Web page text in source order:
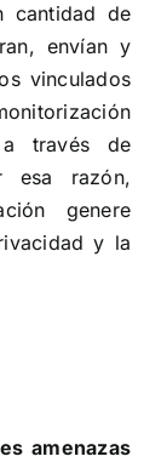
cantidad de
envían y
vinculados
a través de
esa razón,
genere
y la
amenazas